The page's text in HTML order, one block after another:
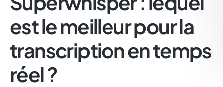
est le meilleur pour la
transcription en temps
réel ?